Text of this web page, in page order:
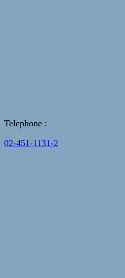
Telephone :
02-451-1131-2